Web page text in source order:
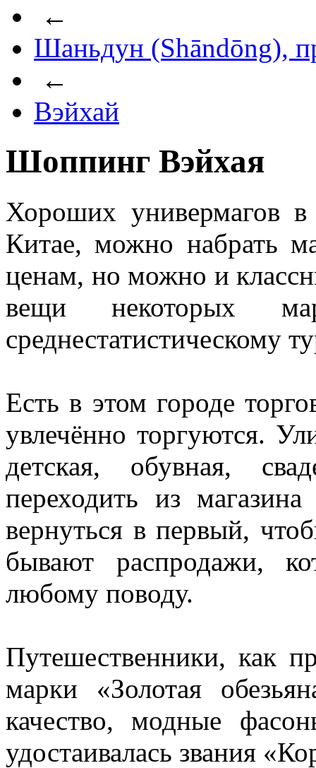
←
Шаньдун (Shāndōng),
←
Вэйхай
Шоппинг Вэйхая
Хороших универмагов
Китае, можно набрать
ценам, но можно и
вещи некоторых
среднестатистическому
Есть в этом городе
увлечённо торгуются.
детская, обувная,
переходить из
вернуться в первый,
бывают распродажи,
любому поводу.
Путешественники, как
марки «Золотая
качество, модные
удостаивалась звания